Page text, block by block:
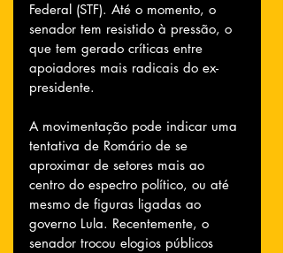
Federal (STF). Até o momento, o
senador tem resistido à pressão, o
que tem gerado críticas entre
apoiadores mais radicais do ex-
presidente.
A movimentação pode indicar uma
tentativa de Romário de se
aproximar de setores mais ao
centro do espectro político, ou até
mesmo de figuras ligadas ao
governo Lula. Recentemente, o
senador trocou elogios públicos